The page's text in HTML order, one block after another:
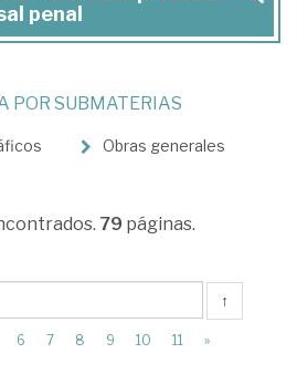
penal
POR SUBMATERIAS
Obras generales
79 páginas.
↑
6 7 8 9 10 11 »